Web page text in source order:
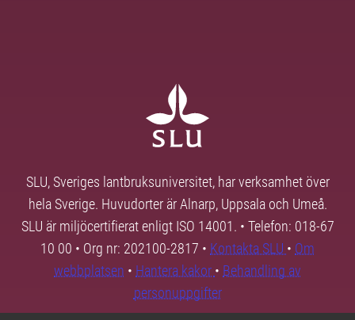
SLU, Sveriges lantbruksuniversitet, har verksamhet över
hela Sverige. Huvudorter är Alnarp, Uppsala och Umeå.
SLU är miljöcertifierat enligt ISO 14001. • Telefon: 018-67
10 00 • Org nr: 202100-2817 • Kontakta SLU • Om
webbplatsen • Hantera kakor • Behandling av
personuppgifter